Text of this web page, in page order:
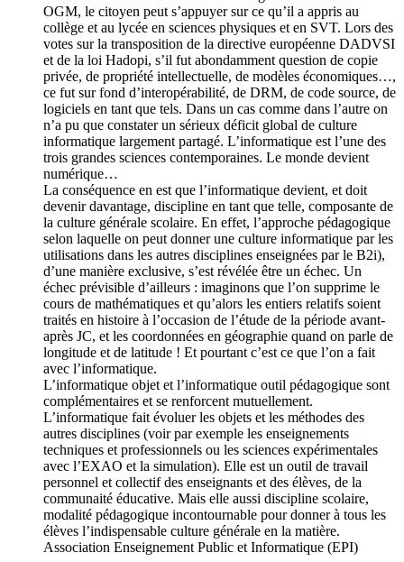
OGM, le citoyen peut s’appuyer sur ce qu’il a appris au
collège et au lycée en sciences physiques et en SVT. Lors des
votes sur la transposition de la directive européenne DADVSI
et de la loi Hadopi, s’il fut abondamment question de copie
privée, de propriété intellectuelle, de modèles économiques…,
ce fut sur fond d’interopérabilité, de DRM, de code source, de
logiciels en tant que tels. Dans un cas comme dans l’autre on
n’a pu que constater un sérieux déficit global de culture
informatique largement partagé. L’informatique est l’une des
trois grandes sciences contemporaines. Le monde devient
numérique…
La conséquence en est que l’informatique devient, et doit
devenir davantage, discipline en tant que telle, composante de
la culture générale scolaire. En effet, l’approche pédagogique
selon laquelle on peut donner une culture informatique par les
utilisations dans les autres disciplines enseignées par le B2i),
d’une manière exclusive, s’est révélée être un échec. Un
échec prévisible d’ailleurs : imaginons que l’on supprime le
cours de mathématiques et qu’alors les entiers relatifs soient
traités en histoire à l’occasion de l’étude de la période avant-
après JC, et les coordonnées en géographie quand on parle de
longitude et de latitude ! Et pourtant c’est ce que l’on a fait
avec l’informatique.
L’informatique objet et l’informatique outil pédagogique sont
complémentaires et se renforcent mutuellement.
L’informatique fait évoluer les objets et les méthodes des
autres disciplines (voir par exemple les enseignements
techniques et professionnels ou les sciences expérimentales
avec l’EXAO et la simulation). Elle est un outil de travail
personnel et collectif des enseignants et des élèves, de la
communaité éducative. Mais elle aussi discipline scolaire,
modalité pédagogique incontournable pour donner à tous les
élèves l’indispensable culture générale en la matière.
Association Enseignement Public et Informatique (EPI)